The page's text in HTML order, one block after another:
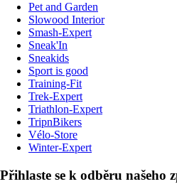
Pet and Garden
Slowood Interior
Smash-Expert
Sneak'In
Sneakids
Sport is good
Training-Fit
Trek-Expert
Triathlon-Expert
TripnBikers
Vélo-Store
Winter-Expert
Přihlaste se k odběru našeho